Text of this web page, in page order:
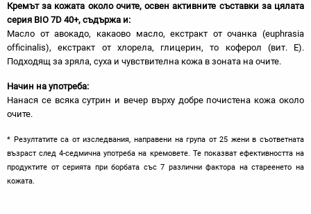
Кремът за кожата около очите, освен активните съставки за цялата
серия BIO 7D 40+, съдържа и:
Масло от авокадо, какаово масло, екстракт от очанка (euphrasia
officinalis), екстракт от хлорела, глицерин, то коферол (вит. Е).
Подходящ за зряла, суха и чувствителна кожа в зоната на очите.
Начин на употреба:
Нанася се всяка сутрин и вечер върху добре почистена кожа около
очите.
* Резултатите са от изследвания, направени на група от 25 жени в съответната
възраст след 4-седмична употреба на кремовете. Те показват ефективността на
продуктите от серията при борбата със 7 различни фактора на стареенето на
кожата.